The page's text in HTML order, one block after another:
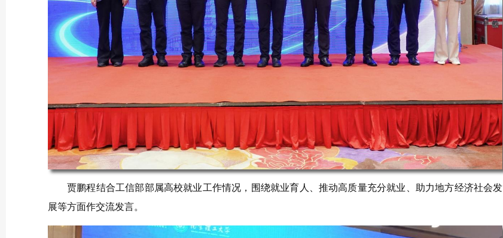
贾鹏程结合工信部部属高校就业工作情况，围绕就业育人、推动高质量充分就业、助力地方经济社会发
展等方面作交流发言。